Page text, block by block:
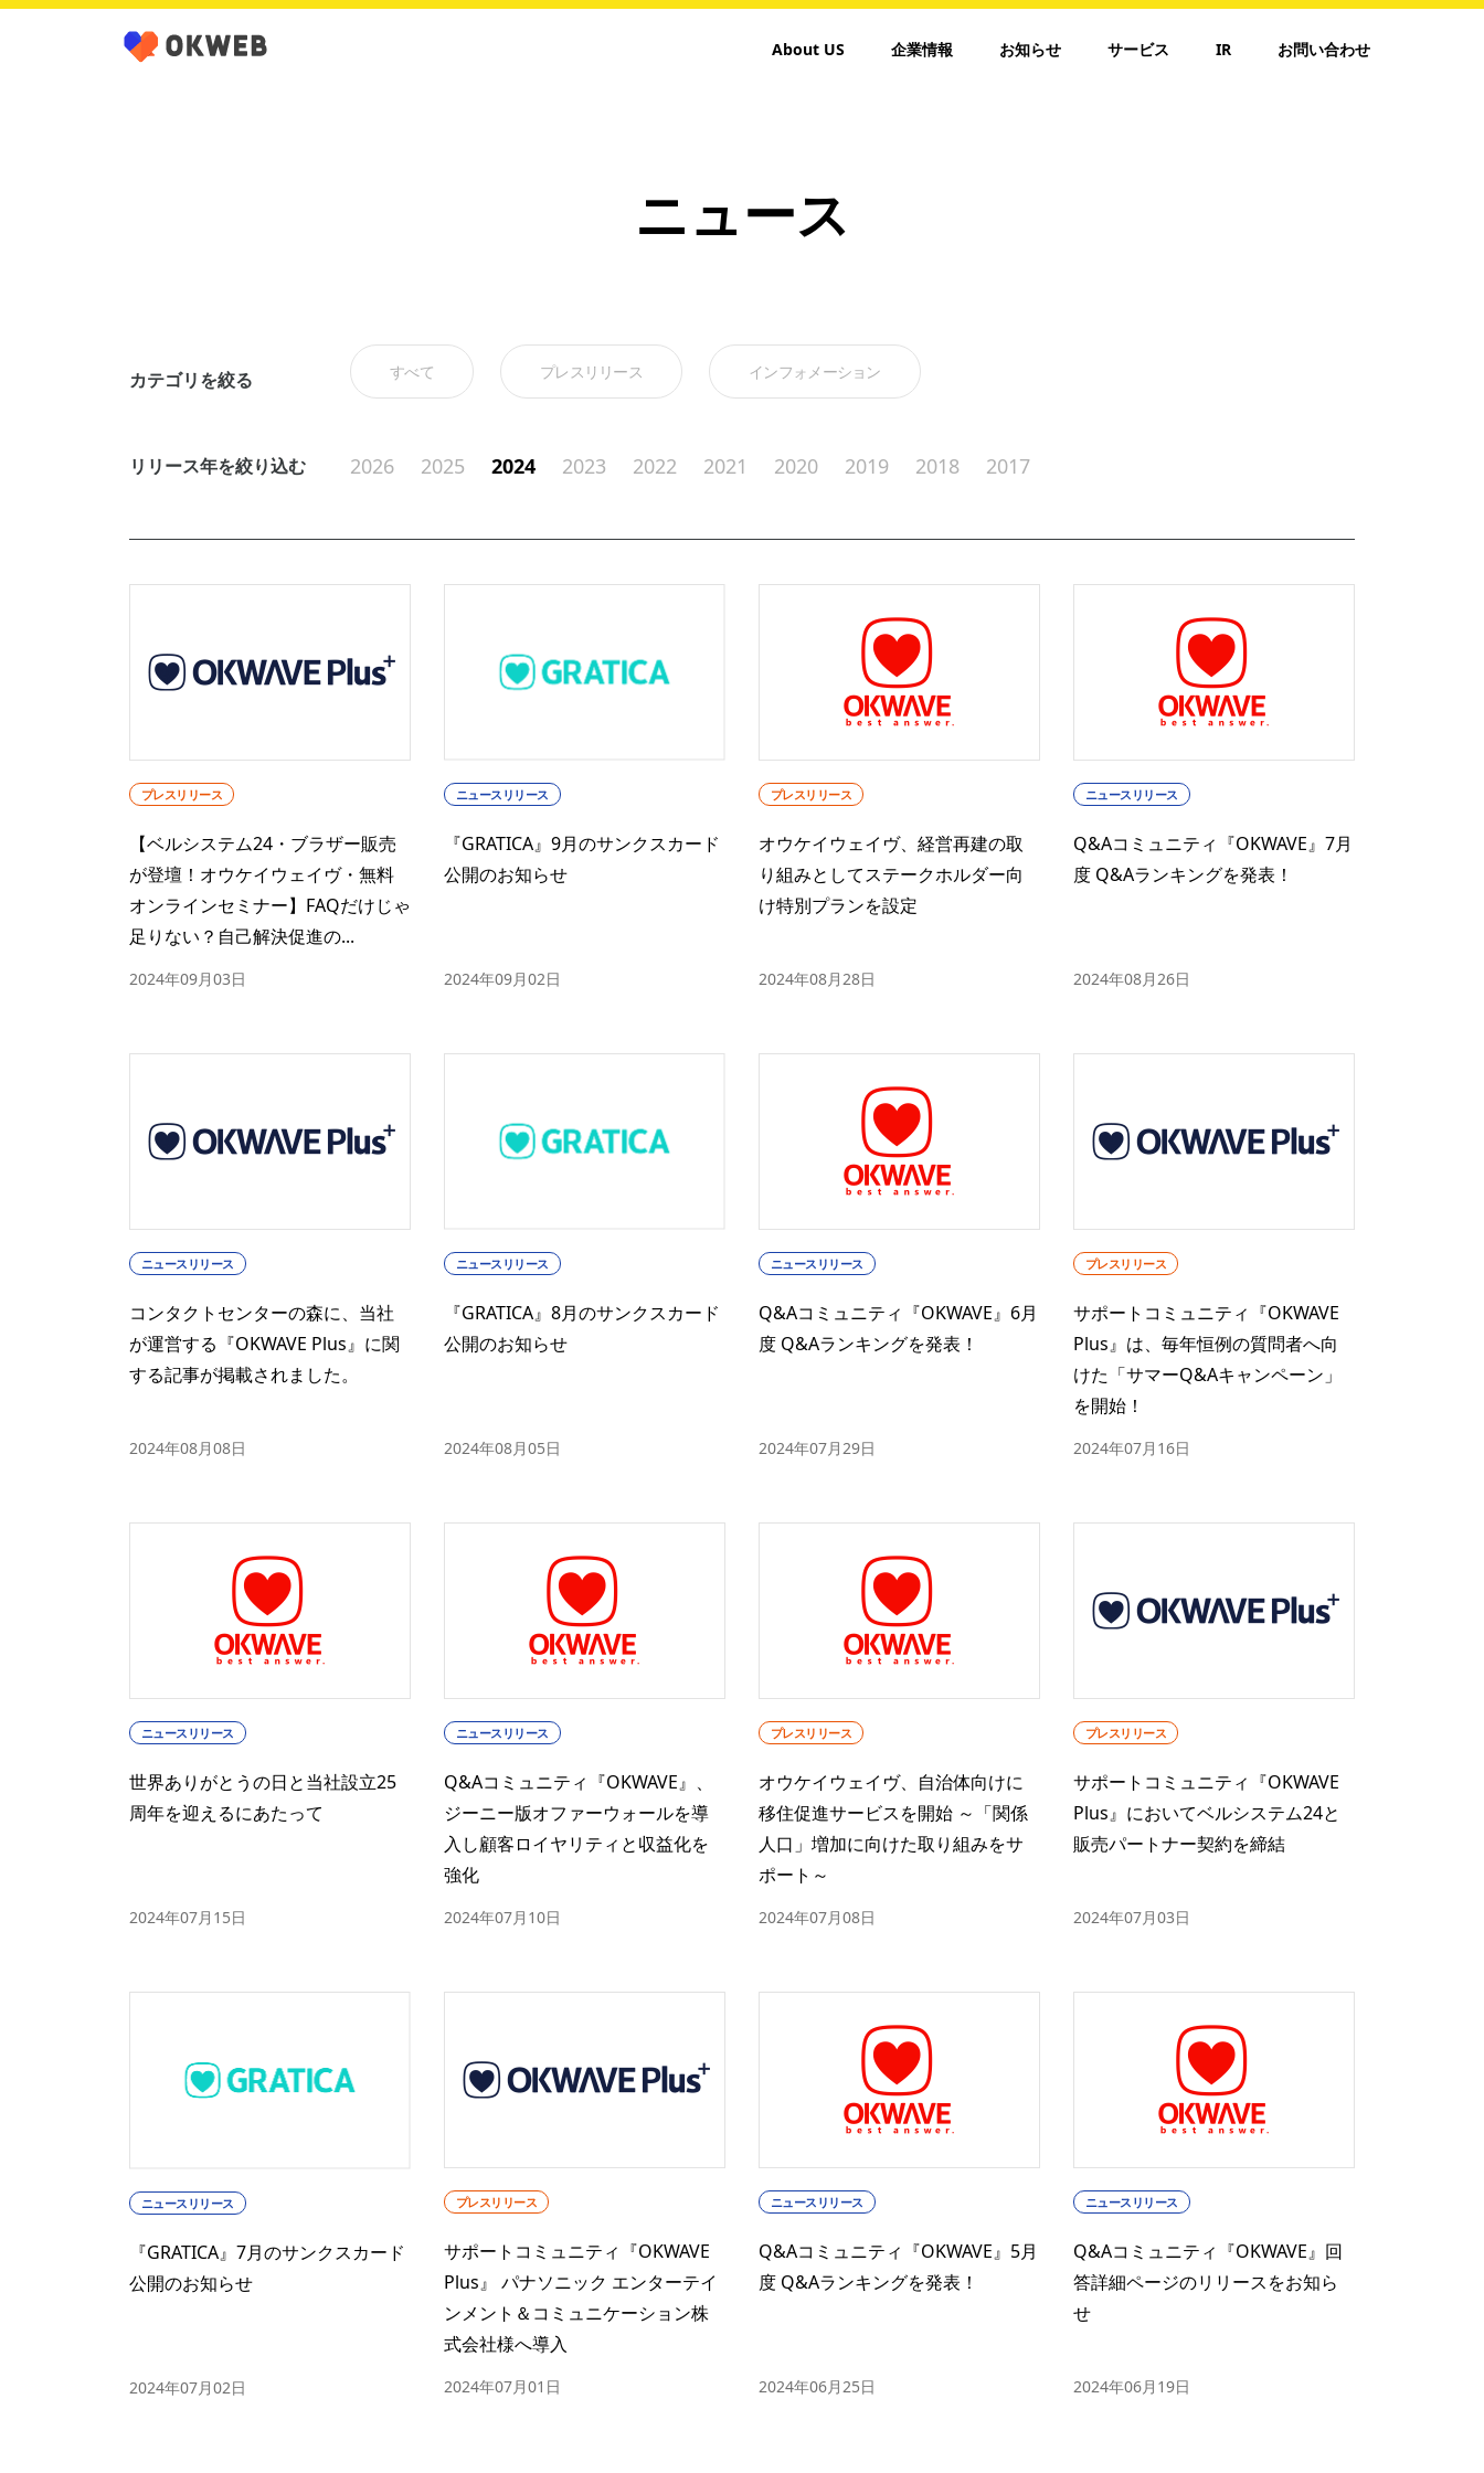
About US 企業情報 お知らせ サービス IR お問い合わせ
ニュース
カテゴリを絞る すべて プレスリリース インフォメーション
リリース年を絞り込む 2026 2025 2024 2023 2022 2021 2020 2019 2018 2017
プレスリリース
【ベルシステム24・ブラザー販売
が登壇！オウケイウェイヴ・無料
オンラインセミナー】FAQだけじゃ
足りない？自己解決促進の...
2024年09月03日
ニュースリリース
『GRATICA』9月のサンクスカード
公開のお知らせ
2024年09月02日
プレスリリース
オウケイウェイヴ、経営再建の取
り組みとしてステークホルダー向
け特別プランを設定
2024年08月28日
ニュースリリース
Q&Aコミュニティ『OKWAVE』7月
度 Q&Aランキングを発表！
2024年08月26日
ニュースリリース
コンタクトセンターの森に、当社
が運営する『OKWAVE Plus』に関
する記事が掲載されました。
2024年08月08日
ニュースリリース
『GRATICA』8月のサンクスカード
公開のお知らせ
2024年08月05日
ニュースリリース
Q&Aコミュニティ『OKWAVE』6月
度 Q&Aランキングを発表！
2024年07月29日
プレスリリース
サポートコミュニティ『OKWAVE
Plus』は、毎年恒例の質問者へ向
けた「サマーQ&Aキャンペーン」
を開始！
2024年07月16日
ニュースリリース
世界ありがとうの日と当社設立25
周年を迎えるにあたって
2024年07月15日
ニュースリリース
Q&Aコミュニティ『OKWAVE』、
ジーニー版オファーウォールを導
入し顧客ロイヤリティと収益化を
強化
2024年07月10日
プレスリリース
オウケイウェイヴ、自治体向けに
移住促進サービスを開始 ～「関係
人口」増加に向けた取り組みをサ
ポート～
2024年07月08日
プレスリリース
サポートコミュニティ『OKWAVE
Plus』においてベルシステム24と
販売パートナー契約を締結
2024年07月03日
ニュースリリース
『GRATICA』7月のサンクスカード
公開のお知らせ
2024年07月02日
プレスリリース
サポートコミュニティ『OKWAVE
Plus』 パナソニック エンターテイ
ンメント＆コミュニケーション株
式会社様へ導入
2024年07月01日
ニュースリリース
Q&Aコミュニティ『OKWAVE』5月
度 Q&Aランキングを発表！
2024年06月25日
ニュースリリース
Q&Aコミュニティ『OKWAVE』回
答詳細ページのリリースをお知ら
せ
2024年06月19日